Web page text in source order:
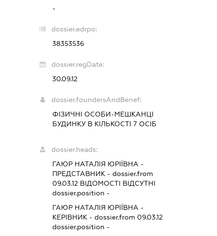
-
dossier.edrpo:
38353536
dossier.regDate:
30.09.12
dossier.foundersAndBenef:
ФІЗИЧНІ ОСОБИ-МЕШКАНЦІ
БУДИНКУ В КІЛЬКОСТІ 7 ОСІБ
dossier.heads:
ГАЮР НАТАЛІЯ ЮРІЇВНА -
ПРЕДСТАВНИК - dossier.from
09.03.12 ВІДОМОСТІ ВІДСУТНІ
dossier.position -
ГАЮР НАТАЛІЯ ЮРІЇВНА -
КЕРІВНИК - dossier.from 09.03.12
dossier.position -